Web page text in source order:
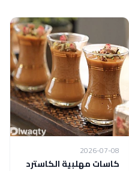
2026-07-08
كاسات مهلبية الكاسترد